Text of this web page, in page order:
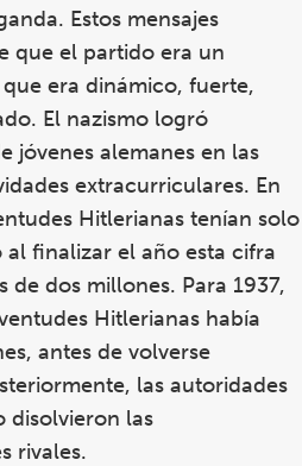
Estos mensajes
que el partido era un
era dinámico, fuerte,
El nazismo logró
jóvenes alemanes en las
extracurriculares. En
Hitlerianas tenían solo
finalizar el año esta cifra
de dos millones. Para 1937,
Hitlerianas había
antes de volverse
las autoridades
disolvieron las
rivales.